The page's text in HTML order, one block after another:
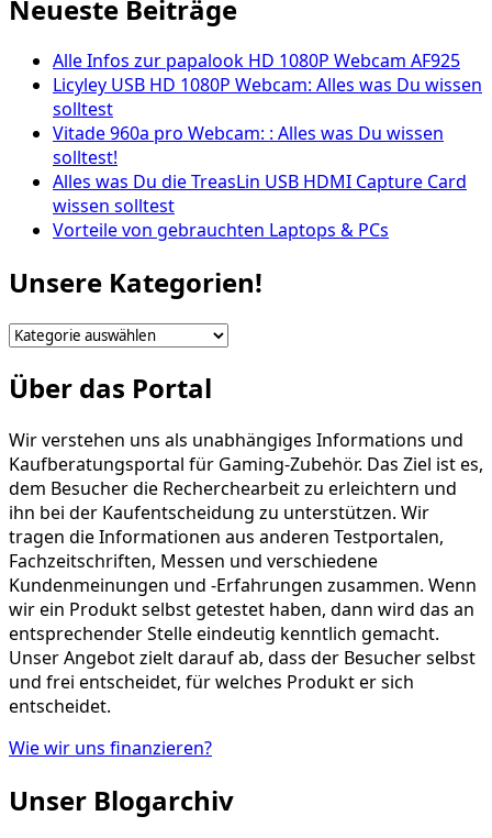
Neueste Beiträge
Alle Infos zur papalook HD 1080P Webcam AF925
Licyley USB HD 1080P Webcam: Alles was Du wissen
solltest
Vitade 960a pro Webcam: : Alles was Du wissen
solltest!
Alles was Du die TreasLin USB HDMI Capture Card
wissen solltest
Vorteile von gebrauchten Laptops & PCs
Unsere Kategorien!
Unsere
Über das Portal
Wir verstehen uns als unabhängiges Informations und
Kaufberatungsportal für Gaming-Zubehör. Das Ziel ist es,
dem Besucher die Recherchearbeit zu erleichtern und
ihn bei der Kaufentscheidung zu unterstützen. Wir
tragen die Informationen aus anderen Testportalen,
Fachzeitschriften, Messen und verschiedene
Kundenmeinungen und -Erfahrungen zusammen. Wenn
wir ein Produkt selbst getestet haben, dann wird das an
entsprechender Stelle eindeutig kenntlich gemacht.
Unser Angebot zielt darauf ab, dass der Besucher selbst
und frei entscheidet, für welches Produkt er sich
entscheidet.
Wie wir uns finanzieren?
Unser Blogarchiv